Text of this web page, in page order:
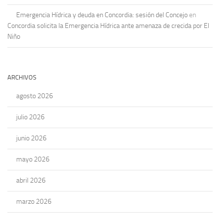
Emergencia Hídrica y deuda en Concordia: sesión del Concejo en
Concordia solicita la Emergencia Hídrica ante amenaza de crecida por El
Niño
ARCHIVOS
agosto 2026
julio 2026
junio 2026
mayo 2026
abril 2026
marzo 2026